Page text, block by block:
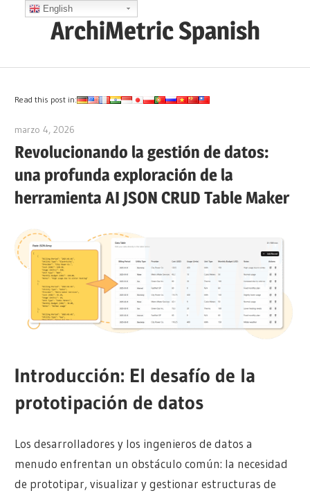
Saltar
ArchiMetric Spanish
Ops,
and
More
Read this post in:
marzo 4, 2026
Revolucionando la gestión de datos:
una profunda exploración de la
herramienta AI JSON CRUD Table Maker
Introducción: El desafío de la
prototipación de datos
Los desarrolladores y los ingenieros de datos a
menudo enfrentan un obstáculo común: la necesidad
de prototipar, visualizar y gestionar estructuras de
English